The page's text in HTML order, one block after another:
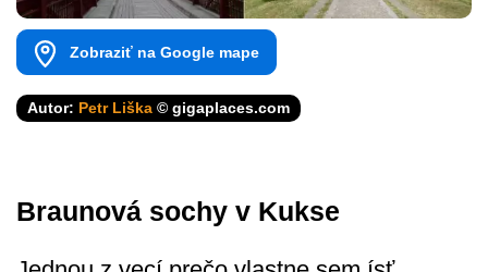
Zobraziť na Google mape
Autor: Petr Liška © gigaplaces.com
Braunová sochy v Kukse